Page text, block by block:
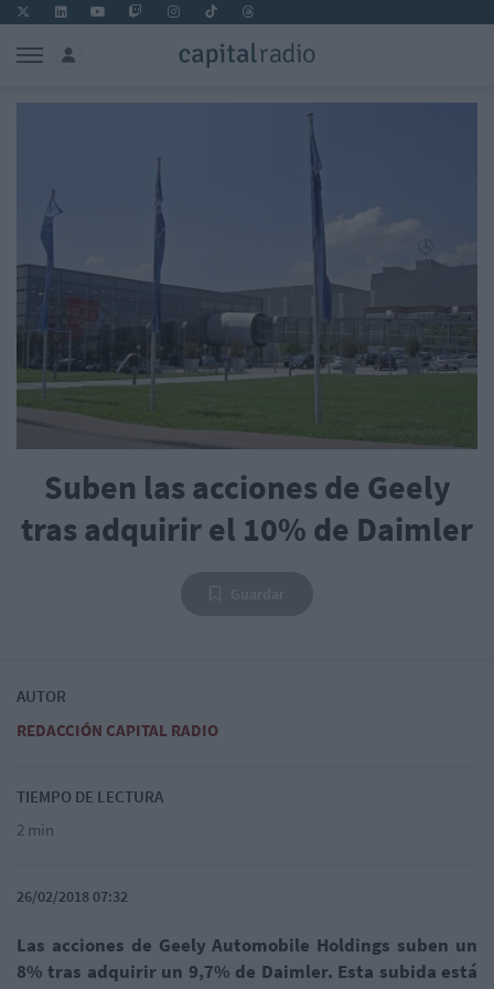
Suben las acciones de Geely
tras adquirir el 10% de Daimler
AUTOR
REDACCIÓN CAPITAL RADIO
TIEMPO DE LECTURA
2 min
26/02/2018 07:32
Las acciones de Geely Automobile Holdings suben un
8% tras adquirir un 9,7% de Daimler. Esta subida está